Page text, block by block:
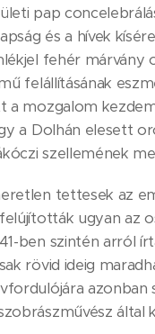
pap
és a hívek
fehér
felállításának
a mozgalom
a Dolhán elesett
szellemének
tettesek az
ugyan az
ben szintén arról
rövid ideig